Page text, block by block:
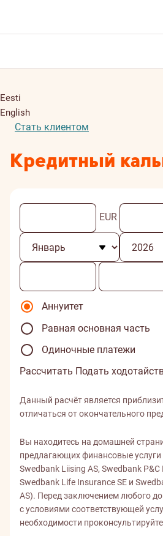
Eesti
English
Стать клиентом
Кредитный
EUR
Аннуитет
Равная основная часть
Одиночные платежи
Рассчитать Подать
Данный расчёт является
отличаться от окончательного
Вы находитесь на домашней
предлагающих финансовые услуги
Swedbank Liising AS, Swedbank P&C
Swedbank Life Insurance SE и
AS). Перед заключением любого
с условиями соответствующей
необходимости